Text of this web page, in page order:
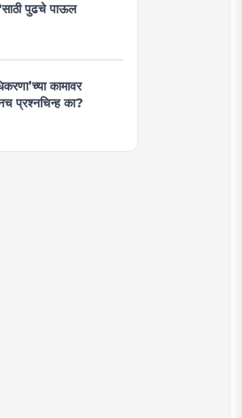
पुढचे पाऊल
कामावर
प्रश्नचिन्ह का?